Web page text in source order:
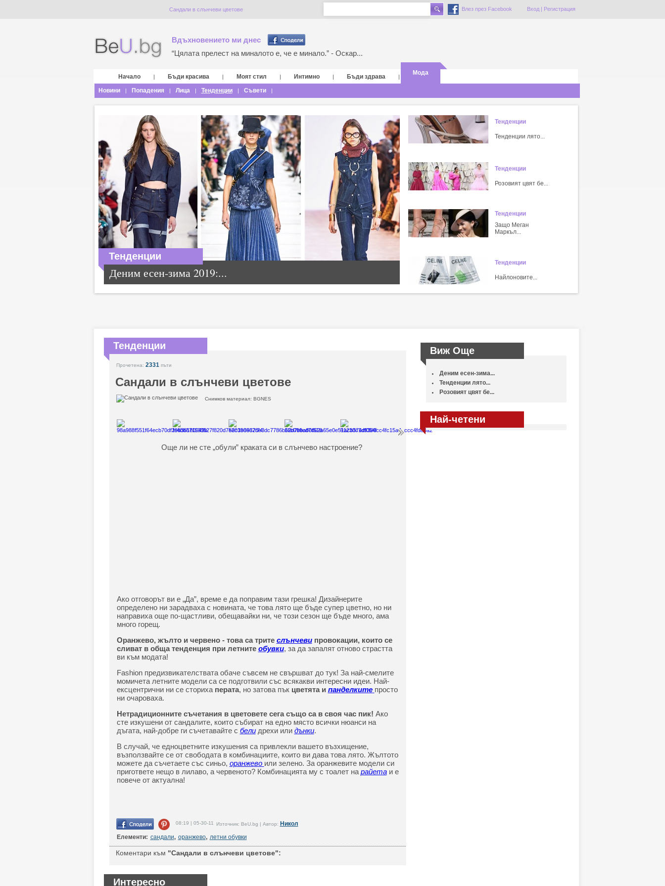
Сандали в слънчеви цветове Влез през Facebook Вход| Регистрация
Вдъхновението ми днес
“Цялата прелест на миналото е, че е минало.” - Оскар...
Начало | Бъди красива | Моят стил | Интимно | Бъди здрава |
Мода
Новини | Попадения | Лица | Тенденции | Съвети |
Тенденции
Деним есен-зима 2019:...
Тенденции
Тенденции лято...
Тенденции
Розовият цвят бе...
Тенденции
Защо Меган
Маркъл...
Тенденции
Найлоновите...
Тенденции
Прочетена: 2331 пъти
Сандали в слънчеви цветове
Снимков материал: BGNES
Още ли не сте „обули” краката си в слънчево настроение?
Ако отговорът ви е „Да”, време е да поправим тази грешка! Дизайнерите
определено ни зарадваха с новината, че това лято ще бъде супер цветно, но ни
направиха още по-щастливи, обещавайки ни, че този сезон ще бъде много, ама
много горещ.
Оранжево, жълто и червено - това са трите слънчевипровокации, които се
сливат в обща тенденция при летните обувки, за да запалят отново страстта
ви към модата!
Fashion предизвикателствата обаче съвсем не свършват до тук! За най-смелите
момичета летните модели са се подготвили със всякакви интересни идеи. Най-
ексцентрични ни се сториха перата, но затова пък цветята и панделките просто
ни очароваха.
Нетрадиционните съчетания в цветовете сега също са в своя час пик! Ако
сте изкушени от сандалите, които събират на едно място всички нюанси на
дъгата, най-добре ги съчетавайте с белидрехи или дънки.
В случай, че едноцветните изкушения са привлекли вашето възхищение,
възползвайте се от свободата в комбинациите, които ви дава това лято. Жълтото
можете да съчетаете със синьо, оранжево или зелено. За оранжевите модели си
пригответе нещо в лилаво, а червеното? Комбинацията му с тоалет на райетаи е
повече от актуална!
08:19 | 05-30-11 Източник: BeU.bg | Автор: Никол
Елементи: сандали, оранжево, летни обувки
Коментари към "Сандали в слънчеви цветове":
Виж Още
Деним есен-зима...
Тенденции лято...
Розовият цвят бе...
Най-четени
Интересно